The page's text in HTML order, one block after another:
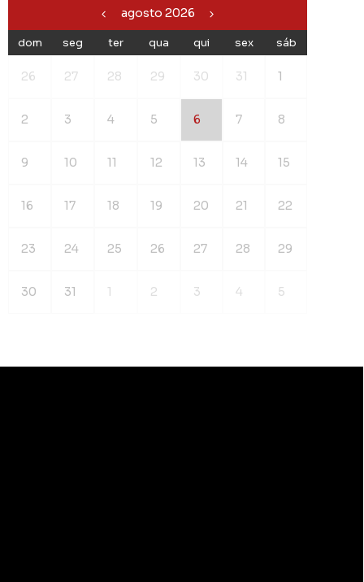
agosto 2026
dom seg ter qua qui sex sáb
26 27 28 29 30 31 1
2 3 4 5 6 7 8
9 10 11 12 13 14 15
16 17 18 19 20 21 22
23 24 25 26 27 28 29
30 31 1 2 3 4 5